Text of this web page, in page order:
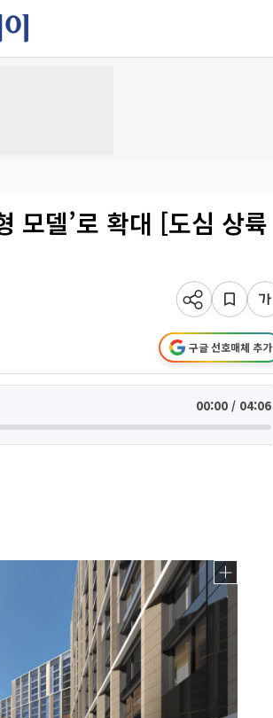
모델’로 확대 [도심 상륙
구글 선호매체 추가
00:00 / 04:06